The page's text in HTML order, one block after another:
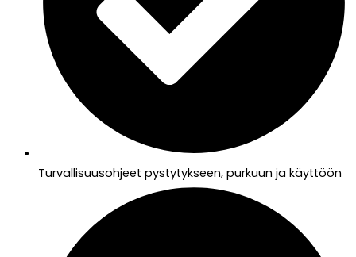
Turvallisuusohjeet pystytykseen, purkuun ja käyttöön